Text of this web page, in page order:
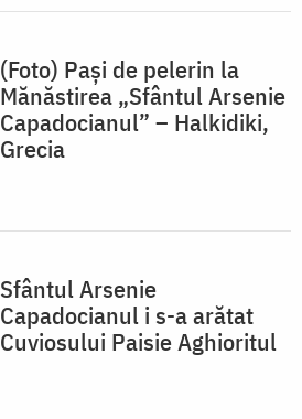
(Foto) Pași de pelerin la
Mănăstirea „Sfântul Arsenie
Capadocianul” – Halkidiki,
Grecia
Sfântul Arsenie
Capadocianul i s-a arătat
Cuviosului Paisie Aghioritul